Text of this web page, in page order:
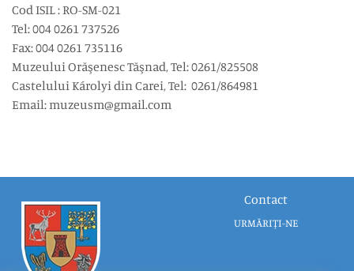
Cod ISIL : RO-SM-021
Tel: 004 0261 737526
Fax: 004 0261 735116
Muzeului Orăşenesc Tăşnad, Tel: 0261/825508
Castelului Károlyi din Carei, Tel: 0261/864981
Email: muzeusm@gmail.com
Contact
URMĂRIȚI-NE